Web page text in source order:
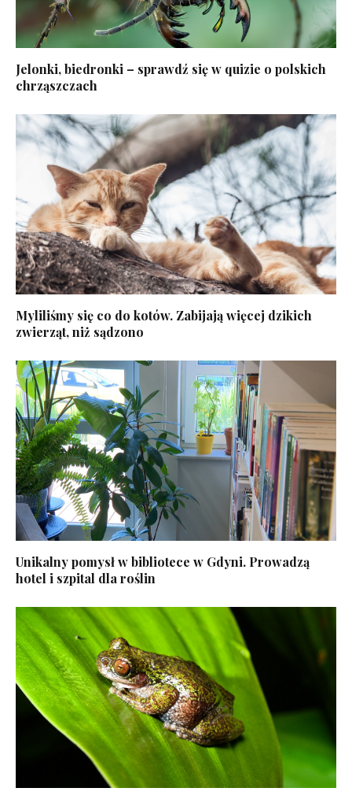
Jelonki, biedronki – sprawdź się w quizie o polskich
chrząszczach
Myliliśmy się co do kotów. Zabijają więcej dzikich
zwierząt, niż sądzono
Unikalny pomysł w bibliotece w Gdyni. Prowadzą
hotel i szpital dla roślin